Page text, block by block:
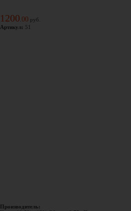
1200 00 руб.
Артикул: 51
Производитель: